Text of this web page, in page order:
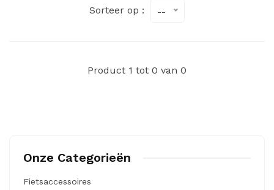
Sorteer op : --
Product 1 tot 0 van 0
Onze Categorieën
Fietsaccessoires